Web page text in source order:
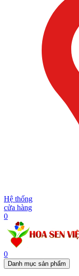
Hệ thống
cửa hàng
0
0
Danh mục sản phẩm